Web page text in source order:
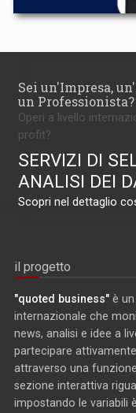
Sei un'Impresa,
un Professionista?
Operi a livello
profit?
SERVIZI DI
ANALISI DEI
Scopri nel dettaglio
il progetto
"quoted business" è
internazionale che
news, analisi e idee a
partecipare
attraverso una
sezione interattiva
impostando le variabili